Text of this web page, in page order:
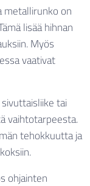
on
lisää hihnan
Myös
vaativat
tai
vaihtotarpeesta.
tehokkuutta ja
ohjainten